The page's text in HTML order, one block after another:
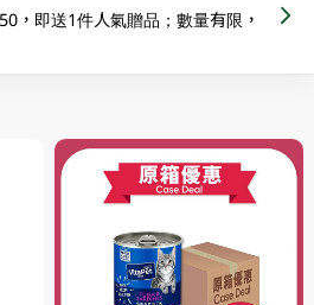
，即送1件人氣贈品；數量有限，